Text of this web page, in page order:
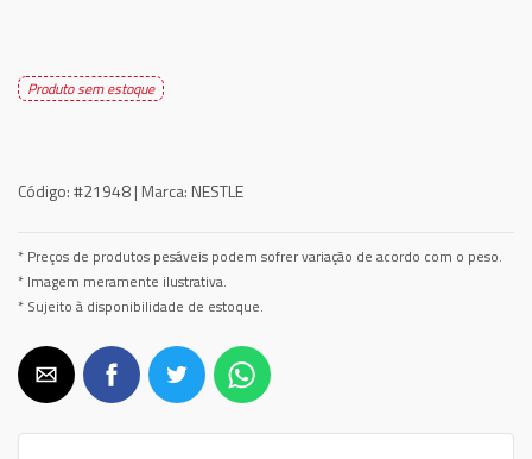
Produto sem estoque
Código:#21948 | Marca: NESTLE
* Preços de produtos pesáveis podem sofrer variação de acordo com o peso.
* Imagem meramente ilustrativa.
* Sujeito à disponibilidade de estoque.